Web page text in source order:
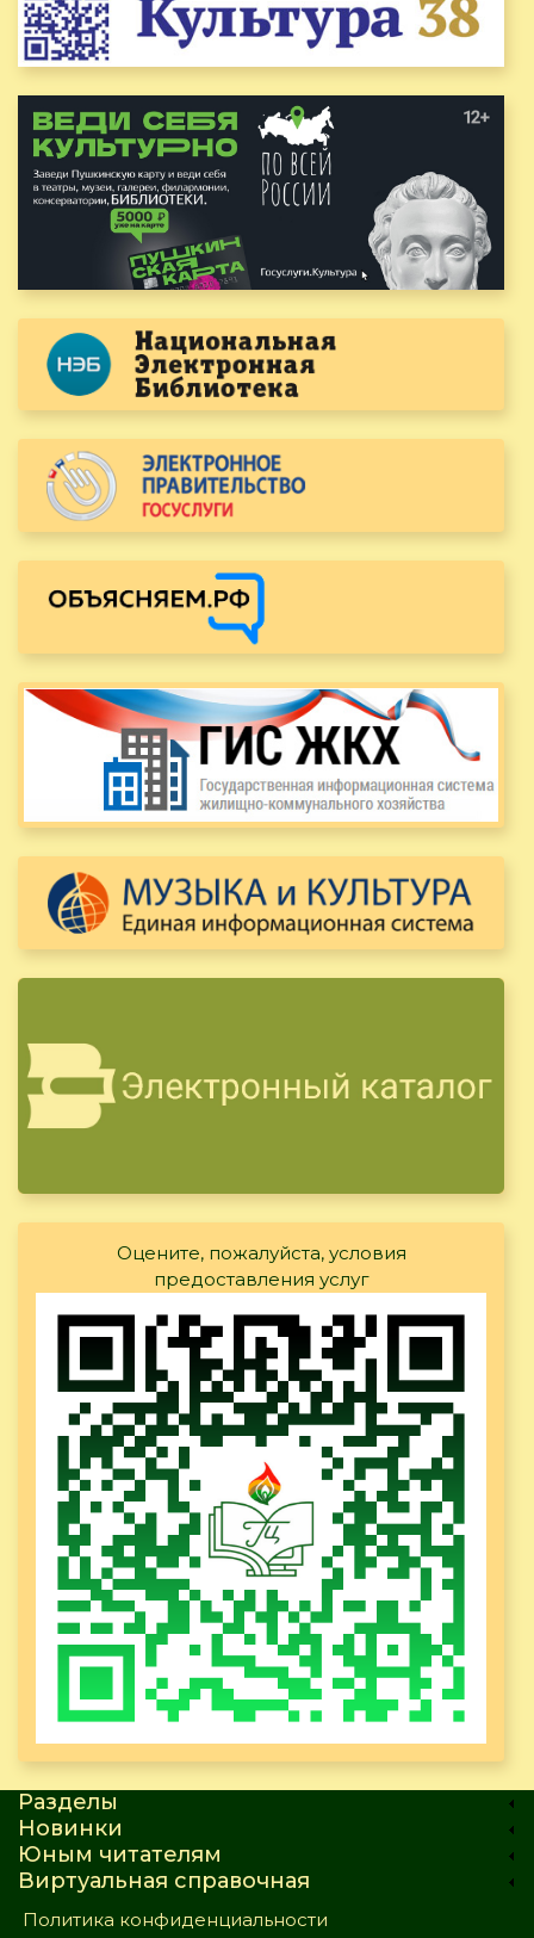
Оцените, пожалуйста, условия
предоставления услуг
Разделы
Новинки
Юным читателям
Виртуальная справочная
Политика конфиденциальности